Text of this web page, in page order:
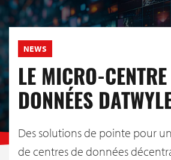
NEWS
LE MICRO-CENTRE
DONNÉES
Des solutions de pointe pour
de centres de données